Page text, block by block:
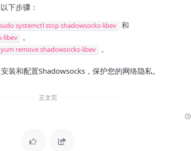
下步骤：
systemctl stop shadowsocks-libev 和
libev
。
remove shadowsocks-libev 。
装和配置Shadowsocks，保护您的网络隐私。
正文完